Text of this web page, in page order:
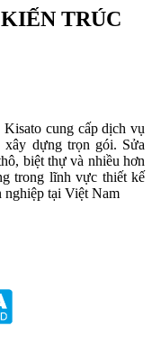
TRÚC
cung cấp dịch vụ
dựng trọn gói. Sửa
biệt thự và nhiều hơn
trong lĩnh vực thiết kế
nghiệp tại Việt Nam